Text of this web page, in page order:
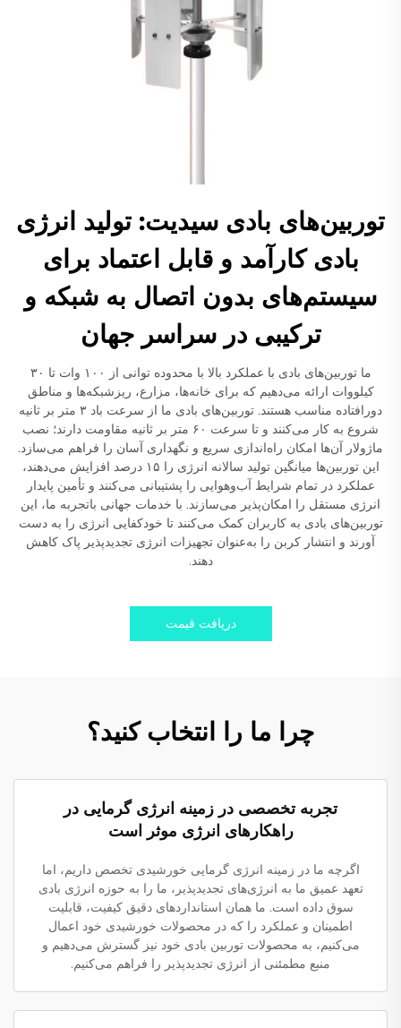
توربین‌های بادی سیدیت: تولید انرژی
بادی کارآمد و قابل اعتماد برای
سیستم‌های بدون اتصال به شبکه و
ترکیبی در سراسر جهان
ما توربین‌های بادی با عملکرد بالا با محدوده توانی از ۱۰۰ وات تا ۳۰
کیلووات ارائه می‌دهیم که برای خانه‌ها، مزارع، ریزشبکه‌ها و مناطق
دورافتاده مناسب هستند. توربین‌های بادی ما از سرعت باد ۳ متر بر ثانیه
شروع به کار می‌کنند و تا سرعت ۶۰ متر بر ثانیه مقاومت دارند؛ نصب
ماژولار آن‌ها امکان راه‌اندازی سریع و نگهداری آسان را فراهم می‌سازد.
این توربین‌ها میانگین تولید سالانه انرژی را ۱۵ درصد افزایش می‌دهند،
عملکرد در تمام شرایط آب‌وهوایی را پشتیبانی می‌کنند و تأمین پایدار
انرژی مستقل را امکان‌پذیر می‌سازند. با خدمات جهانی باتجربه ما، این
توربین‌های بادی به کاربران کمک می‌کنند تا خودکفایی انرژی را به دست
آورند و انتشار کربن را به‌عنوان تجهیزات انرژی تجدیدپذیر پاک کاهش
دهند.
دریافت قیمت
چرا ما را انتخاب کنید؟
تجربه تخصصی در زمینه انرژی گرمایی در
راهکارهای انرژی موثر است
اگرچه ما در زمینه انرژی گرمایی خورشیدی تخصص داریم، اما
تعهد عمیق ما به انرژی‌های تجدیدپذیر، ما را به حوزه انرژی بادی
سوق داده است. ما همان استانداردهای دقیق کیفیت، قابلیت
اطمینان و عملکرد را که در محصولات خورشیدی خود اعمال
می‌کنیم، به محصولات توربین بادی خود نیز گسترش می‌دهیم و
منبع مطمئنی از انرژی تجدیدپذیر را فراهم می‌کنیم.